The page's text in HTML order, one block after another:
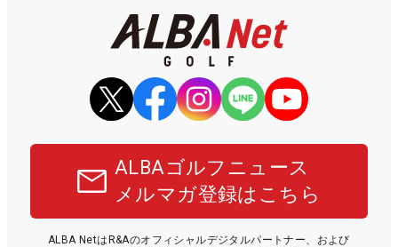
ALBAゴルフニュース
メルマガ登録はこちら
ALBA NetはR&Aのオフィシャルデジタルパートナー、および